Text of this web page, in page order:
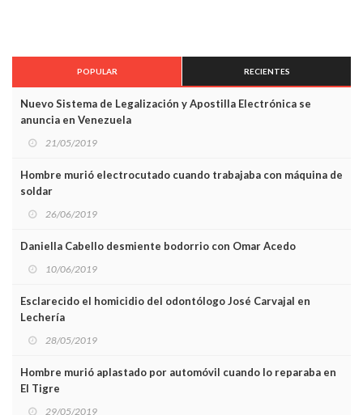
POPULAR RECIENTES
Nuevo Sistema de Legalización y Apostilla Electrónica se
anuncia en Venezuela
21/05/2019
Hombre murió electrocutado cuando trabajaba con máquina de
soldar
26/06/2019
Daniella Cabello desmiente bodorrio con Omar Acedo
10/06/2019
Esclarecido el homicidio del odontólogo José Carvajal en
Lechería
28/05/2019
Hombre murió aplastado por automóvil cuando lo reparaba en
El Tigre
29/05/2019